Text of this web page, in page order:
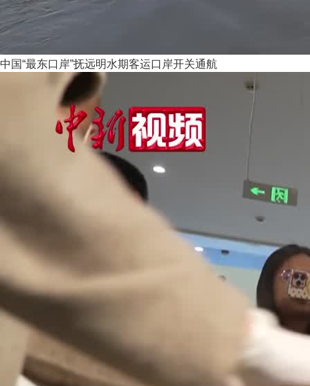
中国“最东口岸”抚远明水期客运口岸开关通航